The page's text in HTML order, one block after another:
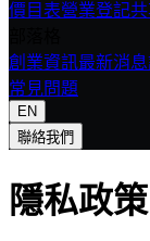
價目表營業登記
創業資訊最新消息
常見問題
EN
聯絡我們
隱私政策